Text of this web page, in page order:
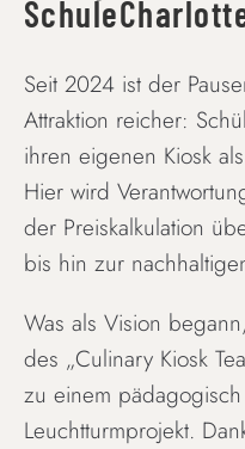
Seit 2024 ist der
Attraktion reicher:
ihren eigenen Kiosk
Hier wird
der Preiskalkulation
bis hin zur
Was als Vision
des „Culinary Kiosk
zu einem
Leuchtturmprojekt.